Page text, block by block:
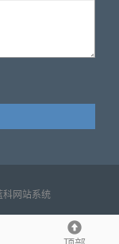
科网站系统